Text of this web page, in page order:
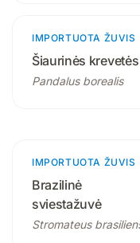
1
IMPORTUOTA ŽUVIS
Šiaurinės krevetės
Pandalus borealis
IMPORTUOTA ŽUVIS
Brazilinė
sviestažuvė
Stromateus